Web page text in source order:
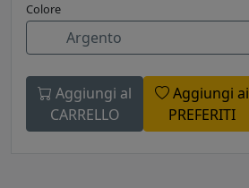
Colore
Argento
Aggiungi al
CARRELLO
Aggiungi ai
PREFERITI